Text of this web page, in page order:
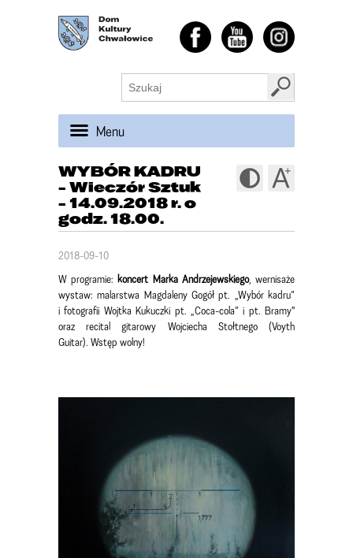
Menu
WYBÓR KADRU
- Wieczór Sztuk
- 14.09.2018 r. o
godz. 18.00.
2018-09-10
W programie:koncert Marka Andrzejewskiego, wernisaże
wystaw: malarstwa Magdaleny Gogół pt. „Wybór kadru”
i fotografii Wojtka Kukuczki pt. „Coca-cola” i pt. Bramy"
oraz recital gitarowy Wojciecha Stołtnego (Voyth
Guitar). Wstęp wolny!